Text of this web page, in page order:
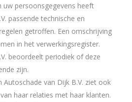
uw persoonsgegevens heeft
passende technische en
getroffen. Een omschrijving
in het verwerkingsregister.
beoordeelt periodiek of deze
zijn.
Autoschade van Dijk B.V. ziet ook
haar relaties met haar klanten.